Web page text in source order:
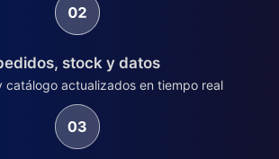
stock y datos
catálogo actualizados en tiempo real